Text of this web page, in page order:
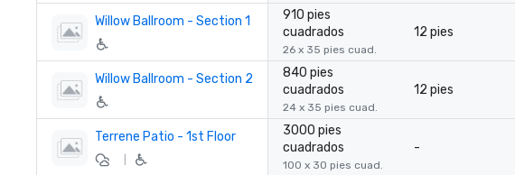
Willow Ballroom - Section 1
910 pies
cuadrados
26 x 35 pies cuad.
12 pies
Willow Ballroom - Section 2
840 pies
cuadrados
24 x 35 pies cuad.
12 pies
Terrene Patio - 1st Floor
3000 pies
cuadrados
100 x 30 pies cuad.
-